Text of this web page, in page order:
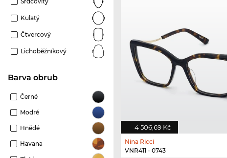
Kulatý
Čtvercový
Lichoběžníkový
Barva obrub
Černé
Modré
Hnědé
Havana
4 506,69 Kč
Nina Ricci
VNR411 - 0743